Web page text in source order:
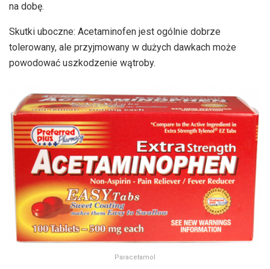
na dobę.
Skutki uboczne: Acetaminofen jest ogólnie dobrze
tolerowany, ale przyjmowany w dużych dawkach może
powodować uszkodzenie wątroby.
Paracetamol